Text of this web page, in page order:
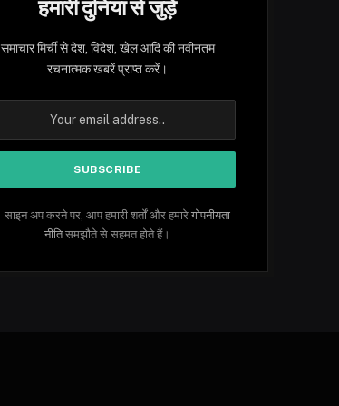
हमारी दुनिया से जुड़ें
समाचार मिर्ची से देश, विदेश, खेल आदि की नवीनतम
रचनात्मक खबरें प्राप्त करें।
साइन अप करने पर, आप हमारी शर्तों और हमारे गोपनीयता
नीतिसमझौते से सहमत होते हैं।